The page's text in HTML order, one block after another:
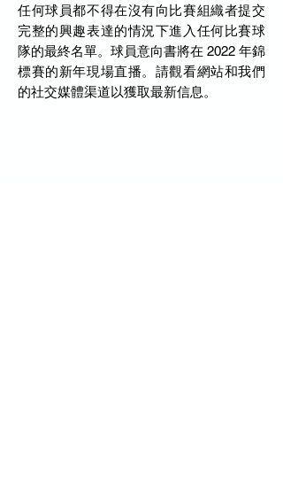
任何球員都不得在沒有向比賽組織者提交
完整的興趣表達的情況下進入任何比賽球
隊的最終名單。球員意向書將在 2022 年錦
標賽的新年現場直播。請觀看網站和我們
的社交媒體渠道以獲取最新信息。